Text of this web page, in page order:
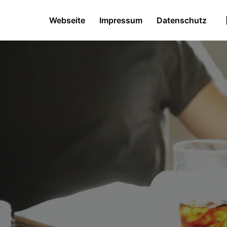
Webseite Impressum Datenschutz